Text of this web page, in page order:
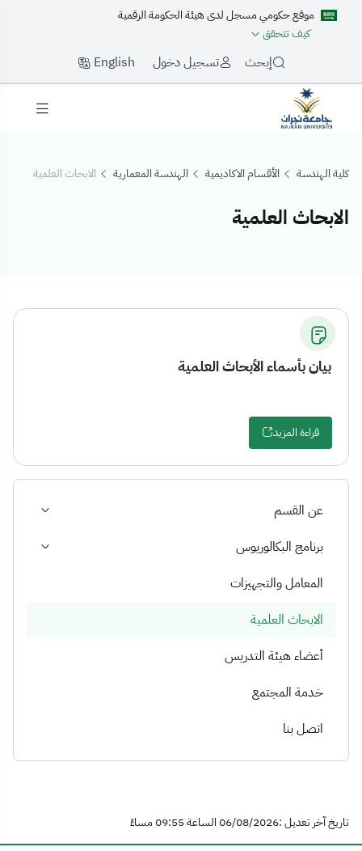
موقع حكومي مسجل لدى هيئة الحكومة الرقمية
كيف تتحقق
إبحث تسجيل دخول English
كلية الهندسة الأقسام الاكاديمية الهندسة المعمارية الابحاث العلمية
الابحاث العلمية
الابحاث العلمية
عن القسم
برنامج البكالوريوس
المعامل والتجهيزات
الابحاث العلمية
أعضاء هيئة التدريس
خدمة المجتمع
اتصل بنا
بيان بأسماء الأبحاث العلمية
قراءة المزيد
تاريخ آخر تعديل :06/08/2026 الساعة 09:55 مساءً